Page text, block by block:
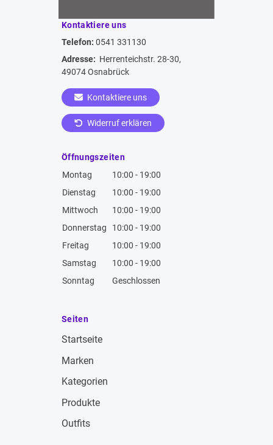
Kontaktiere uns
Telefon: 0541 331130
Adresse: Herrenteichstr. 28-30,
49074 Osnabrück
Kontaktiere uns
Widerruf erklären
Öffnungszeiten
Montag
10:00 - 19:00
Dienstag
10:00 - 19:00
Mittwoch
10:00 - 19:00
Donnerstag
10:00 - 19:00
Freitag
10:00 - 19:00
Samstag
10:00 - 19:00
Sonntag
Geschlossen
Seiten
Startseite
Marken
Kategorien
Produkte
Outfits